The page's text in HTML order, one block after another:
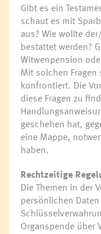
Gibt es ein
schaut es mit
aus? Wie wollte
bestattet werden?
Witwenpension
Mit solchen
konfrontiert. Die
diese Fragen zu
geschehen hat,
eine Mappe,
haben.
Rechtzeitige
Die Themen in der
persönlichen
Organspende über